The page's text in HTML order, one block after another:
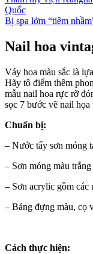
Quốc
Bị spa lởm “tiêm
Nail hoa
Váy hoa màu sắc là
Hãy tô điểm thêm
mẫu nail hoa rực rỡ
sọc 7 bước vẽ nail họa
Chuẩn bị:
– Nước tẩy sơn móng
– Sơn móng màu
– Sơn acrylic gồm
– Bảng đựng màu, cọ
Cách thực hiện: